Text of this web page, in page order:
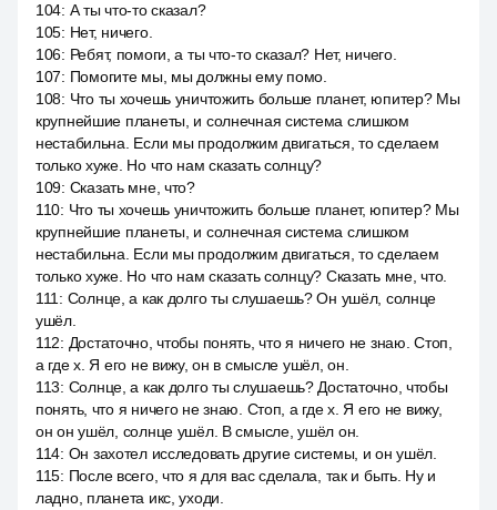
104: А ты что-то сказал?
105: Нет, ничего.
106: Ребят, помоги, а ты что-то сказал? Нет, ничего.
107: Помогите мы, мы должны ему помо.
108: Что ты хочешь уничтожить больше планет, юпитер? Мы
крупнейшие планеты, и солнечная система слишком
нестабильна. Если мы продолжим двигаться, то сделаем
только хуже. Но что нам сказать солнцу?
109: Сказать мне, что?
110: Что ты хочешь уничтожить больше планет, юпитер? Мы
крупнейшие планеты, и солнечная система слишком
нестабильна. Если мы продолжим двигаться, то сделаем
только хуже. Но что нам сказать солнцу? Сказать мне, что.
111 : Солнце, а как долго ты слушаешь? Он ушёл, солнце
ушёл.
112: Достаточно, чтобы понять, что я ничего не знаю. Стоп,
а где x. Я его не вижу, он в смысле ушёл, он.
113: Солнце, а как долго ты слушаешь? Достаточно, чтобы
понять, что я ничего не знаю. Стоп, а где x. Я его не вижу,
он он ушёл, солнце ушёл. В смысле, ушёл он.
114: Он захотел исследовать другие системы, и он ушёл.
115: После всего, что я для вас сделала, так и быть. Ну и
ладно, планета икс, уходи.